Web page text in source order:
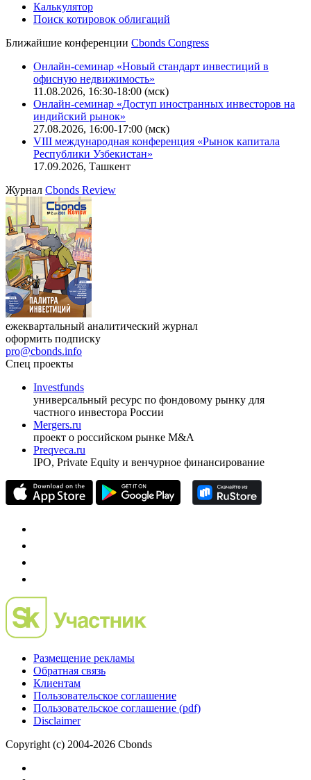
Калькулятор
Поиск котировок облигаций
Ближайшие конференции Cbonds Congress
Онлайн-семинар «Новый стандарт инвестиций в
офисную недвижимость»
11.08.2026, 16:30-18:00 (мск)
Онлайн-семинар «Доступ иностранных инвесторов на
индийский рынок»
27.08.2026, 16:00-17:00 (мск)
VIII международная конференция «Рынок капитала
Республики Узбекистан»
17.09.2026, Ташкент
Журнал Cbonds Review
ежеквартальный аналитический журнал
оформить подписку
pro@cbonds.info
Спец проекты
Investfunds
универсальный ресурс по фондовому рынку для
частного инвестора России
Mergers.ru
проект о российском рынке M&A
Preqveca.ru
IPO, Private Equity и венчурное финансирование
Размещение рекламы
Обратная связь
Клиентам
Пользовательское соглашение
Пользовательское соглашение (pdf)
Disclaimer
Copyright (c) 2004-2026 Cbonds